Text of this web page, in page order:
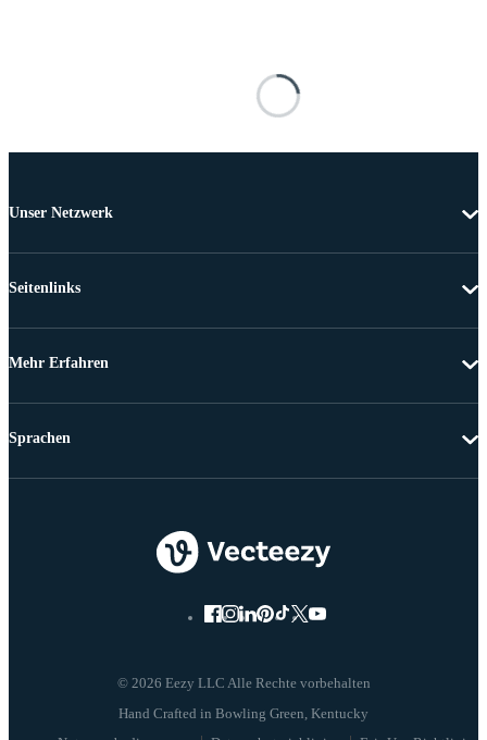
Unser Netzwerk
Seitenlinks
Mehr Erfahren
© 2026 Eezy LLC Alle Rechte vorbehalten
Sprachen